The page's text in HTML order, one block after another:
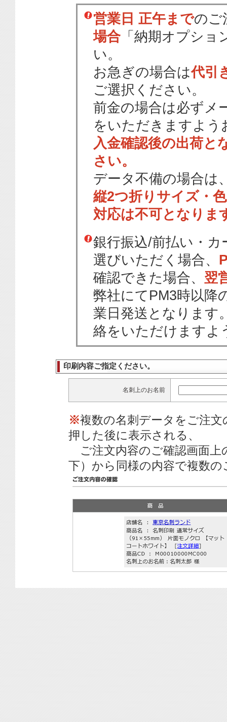
営業日 正午までのご
場合 「納期オプショ
い。
お急ぎの場合は代引
ご選択ください。
前金の場合は必ずメ
をいただきますよう
入金確認後の出荷と
さい。
データ不備の場合は
縦2つ折りサイズ・
対応は不可となりま
銀行振込/前払い・
選びいただく場合、
確認できた場合、 翌
弊社にてPM3時以降
業日発送となります
絡をいただけますよ
印刷内容ご指定ください。
名刺上のお名前
※複数の名刺データをご注
押した後に表示される、
ご注文内容のご確認画面上
下）から同様の内容で複数